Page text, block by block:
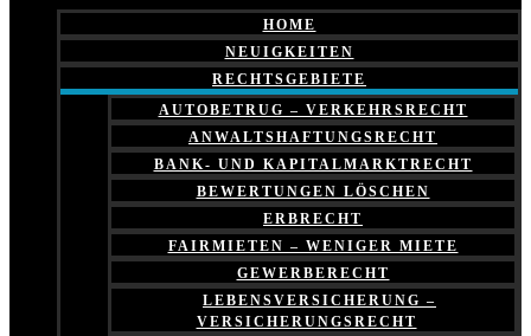
HOME
NEUIGKEITEN
RECHTSGEBIETE
AUTOBETRUG – VERKEHRSRECHT
ANWALTSHAFTUNGSRECHT
BANK- UND KAPITALMARKTRECHT
BEWERTUNGEN LÖSCHEN
ERBRECHT
FAIRMIETEN – WENIGER MIETE
GEWERBERECHT
LEBENSVERSICHERUNG –
VERSICHERUNGSRECHT